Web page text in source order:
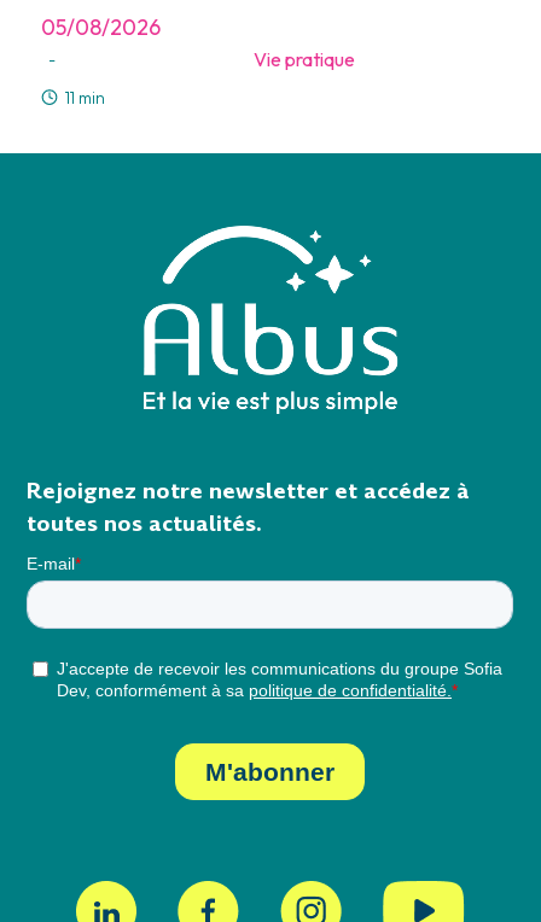
05/08/2026
- Vie pratique
11 min
Rejoignez notre newsletter et accédez à
toutes nos actualités.